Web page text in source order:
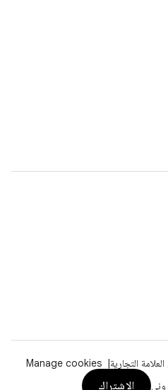
التجارية
Manage cookies
الاشتراك